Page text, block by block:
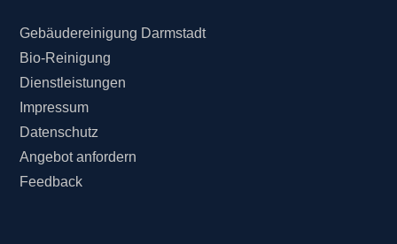
Gebäudereinigung Darmstadt
Bio-Reinigung
Dienstleistungen
Impressum
Datenschutz
Angebot anfordern
Feedback